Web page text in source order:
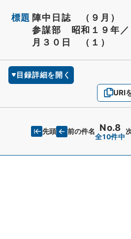
標題 陣中日誌 （９月）
参謀部 昭和１９年／
月３０日 （１）
目録詳細を開く
URI
先頭 前の件名 No.8
全10件中